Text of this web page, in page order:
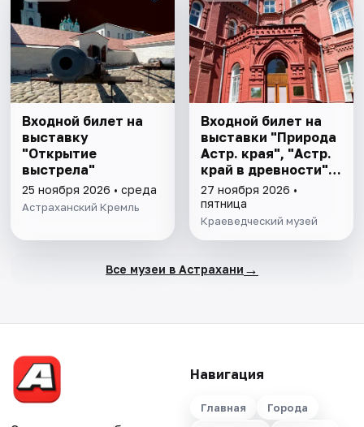
Входной билет на
выставку
"Открытие
выстрела"
25 ноября 2026 • среда
Астраханский Кремль
Входной билет на
выставки "Природа
Астр. края", "Астр.
край в древности",
"Заселение Астр.
края"
27 ноября 2026 •
пятница
Краеведческий музей
Все музеи в Астрахани →
Навигация
Главная
Города